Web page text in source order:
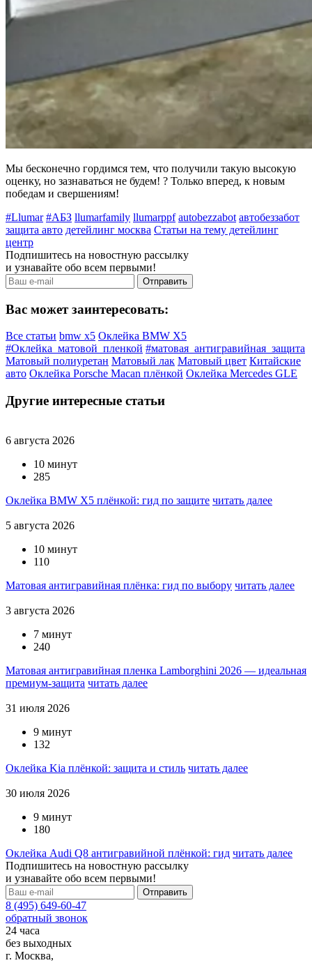
Мы бесконечно гордимся тем, что получили такую высокую
оценку, но зазнаваться не будем! ? Только вперед, к новым
победам и свершениям!
#Llumar #АБЗ llumarfamily llumarppf autobezzabot автобеззабот
защита авто детейлинг москва Статьи на тему детейлинг
центр
Подпишитесь на новостную рассылку
и узнавайте обо всем первыми!
Вас может заинтересовать:
Все статьи bmw x5 Оклейка BMW X5
#Оклейка_матовой_пленкой #матовая_антигравийная_защита
Матовый полиуретан Матовый лак Матовый цвет Китайские
авто Оклейка Porsche Macan плёнкой Оклейка Mercedes GLE
Другие интересные статьи
6 августа 2026
10 минут
285
Оклейка BMW X5 плёнкой: гид по защите читать далее
5 августа 2026
10 минут
110
Матовая антигравийная плёнка: гид по выбору читать далее
3 августа 2026
7 минут
240
Матовая антигравийная пленка Lamborghini 2026 — идеальная
премиум-защита читать далее
31 июля 2026
9 минут
132
Оклейка Kia плёнкой: защита и стиль читать далее
30 июля 2026
9 минут
180
Оклейка Audi Q8 антигравийной плёнкой: гид читать далее
Подпишитесь на новостную рассылку
и узнавайте обо всем первыми!
8 (495) 649-60-47
обратный звонок
24 часа
без выходных
г. Москва,